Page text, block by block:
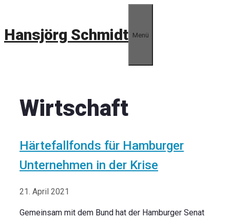
springen
Hansjörg Schmidt Menü
Wirtschaft
Härtefallfonds für Hamburger
Unternehmen in der Krise
21. April 2021
Gemeinsam mit dem Bund hat der Hamburger Senat